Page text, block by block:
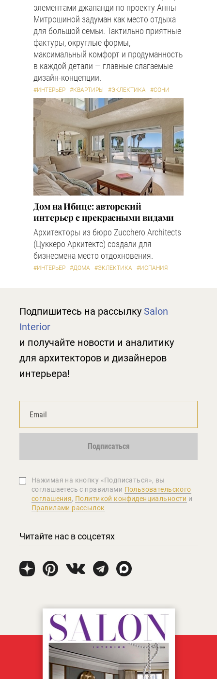
элементами джапанди по проекту Анны
Митрошиной задуман как место отдыха
для большой семьи. Тактильно приятные
фактуры, округлые формы,
максимальный комфорт и продуманность
в каждой детали — главные слагаемые
дизайн-концепции.
#ИНТЕРЬЕР #КВАРТИРЫ #ЭКЛЕКТИКА #СОЧИ
Дом на Ибице: авторский
интерьер с прекрасными видами
Архитекторы из бюро Zucchero Architects
(Цуккеро Аркитектс) создали для
бизнесмена место отдохновения.
#ИНТЕРЬЕР #ДОМА #ЭКЛЕКТИКА #ИСПАНИЯ
Подпишитесь на рассылку Salon
Interior
и получайте новости и аналитику
для архитекторов и дизайнеров
интерьера!
Подписаться
Нажимая на кнопку «Подписаться», вы
соглашаетеcь с правилами Пользовательского
соглашения, Политикой конфиденциальности и
Правилами рассылок
Читайте нас в соцсетях